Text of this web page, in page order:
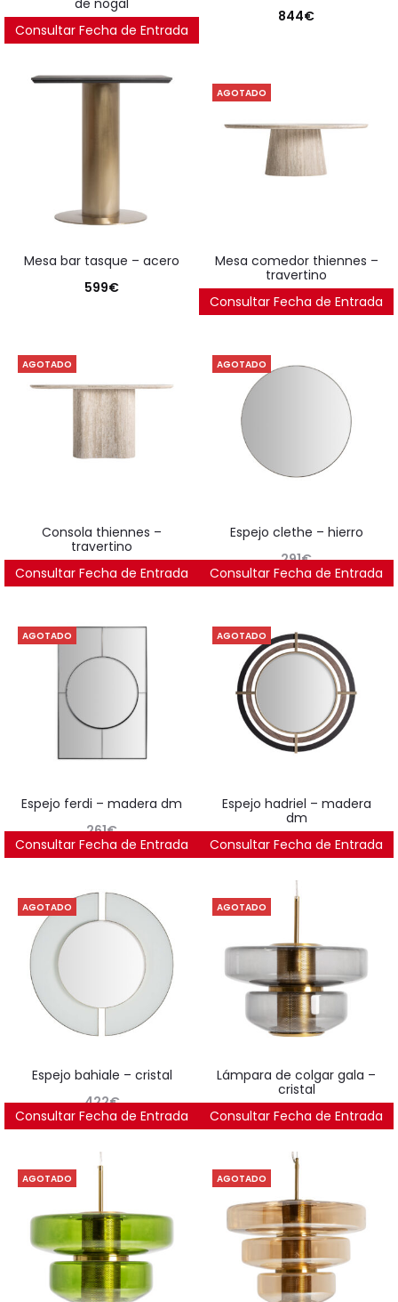
de nogal
2.390€
Consultar Fecha de Entrada
844€
mesa bar tasque – acero
599€
AGOTADO
mesa comedor thiennes –
travertino
2.792€
Consultar Fecha de Entrada
AGOTADO
consola thiennes –
travertino
1.603€
Consultar Fecha de Entrada
AGOTADO
espejo clethe – hierro
291€
Consultar Fecha de Entrada
AGOTADO
espejo ferdi – madera dm
261€
Consultar Fecha de Entrada
AGOTADO
espejo hadriel – madera
dm
321€
Consultar Fecha de Entrada
AGOTADO
espejo bahiale – cristal
422€
Consultar Fecha de Entrada
AGOTADO
lámpara de colgar gala –
cristal
241€
Consultar Fecha de Entrada
AGOTADO AGOTADO